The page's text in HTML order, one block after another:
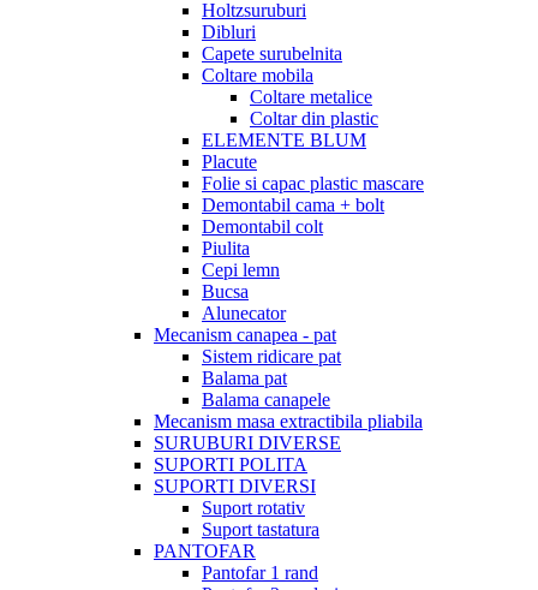
Holtzsuruburi
Dibluri
Capete surubelnita
Coltare mobila
Coltare metalice
Coltar din plastic
ELEMENTE BLUM
Placute
Folie si capac plastic mascare
Demontabil cama + bolt
Demontabil colt
Piulita
Cepi lemn
Bucsa
Alunecator
Mecanism canapea - pat
Sistem ridicare pat
Balama pat
Balama canapele
Mecanism masa extractibila pliabila
SURUBURI DIVERSE
SUPORTI POLITA
SUPORTI DIVERSI
Suport rotativ
Suport tastatura
PANTOFAR
Pantofar 1 rand